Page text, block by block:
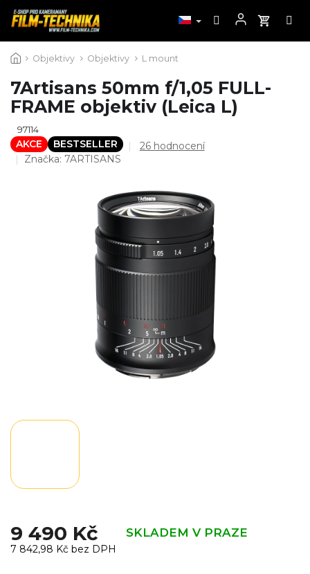
na
Objektivy Objektivy L mount
7Artisans 50mm f/1,05 FULL-
FRAME objektiv (Leica L)
97114
AKCE BESTSELLER
Průměrné
4,6
z
hvězdiček.
26 hodnocení
Značka: 7ARTISANS
9 490 Kč SKLADEM V PRAZE
7 842,98 Kč bez DPH